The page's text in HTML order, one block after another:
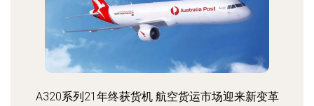
A320系列21年终获货机 航空货运市场迎来新变革